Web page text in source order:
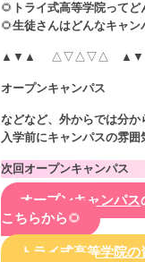
🌻 トライ式高等学院ってど
🌻生徒さんはどんなキャン
▲▼▲ △▽△▽△
オープンキャンパス
などなど、外からでは分か
入学前にキャンパスの雰
次回オープンキャンパス
オープンキャンパス
こちらから🌻
トライ式高等学院